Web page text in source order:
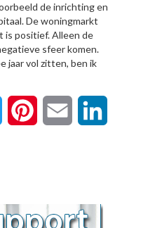
de inrichting en
De woningmarkt
is positief. Alleen de
sfeer komen.
jaar vol zitten, ben ik
Twitter Pinterest Email